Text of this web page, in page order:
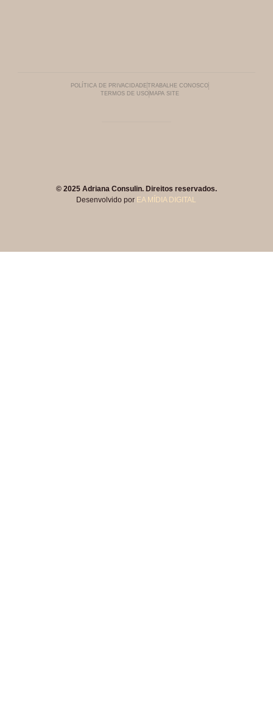
POLÍTICA DE PRIVACIDADETRABALHE CONOSCO
TERMOS DE USO MAPA SITE
© 2025 Adriana Consulin. Direitos reservados.
Desenvolvido por EA MÍDIA DIGITAL